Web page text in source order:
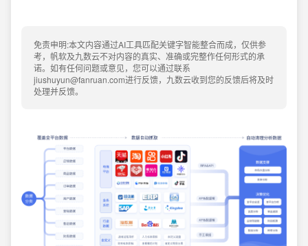
免责申明:本文内容通过AI工具匹配关键字智能整合而成，仅供参
考，帆软及九数云不对内容的真实、准确或完整作任何形式的承
诺。如有任何问题或意见，您可以通过联系
jiushuyun@fanruan.com进行反馈，九数云收到您的反馈后将及时
处理并反馈。